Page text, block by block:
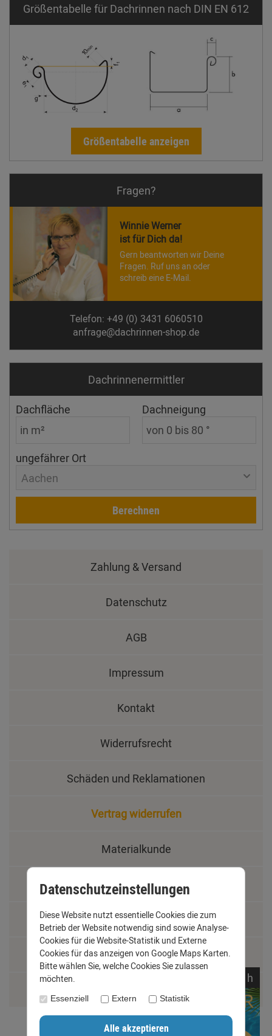
Größentabelle für Dachrinnen nach DIN EN 612
Größentabelle anzeigen
Fragen?
Winnie Werner
ist für Dich da!
Gern beantworten wir Deine
Fragen. Ruf uns an oder
schreib eine E-Mail.
Telefon: +49 (0) 3431 6060510
anfrage@dachrinnen-shop.de
Dachrinnen­ermittler
Dachfläche Dachneigung
ungefährer Ort
Aachen
Berechnen
Zahlung & Versand
Datenschutz
AGB
Impressum
Kontakt
Widerrufsrecht
Schäden und Reklamationen
Vertrag widerrufen
Materialkunde
Fachbegriffe
Jobs
Montage und Installationshilfen
h
Datenschutzeinstellungen
Diese Website nutzt essentielle Cookies die zum
Betrieb der Website notwendig sind sowie Analyse-
Cookies für die Website-Statistik und Externe
Cookies für das anzeigen von Google Maps Karten.
Bitte wählen Sie, welche Cookies Sie zulassen
möchten.
Essenziell Extern Statistik